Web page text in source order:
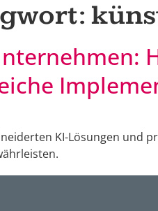
KI-Lösungen und